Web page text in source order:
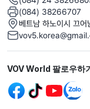
(084) 38266707
베트남 하노이시 끄
Mạng xã hội
VOV World 팔로우하